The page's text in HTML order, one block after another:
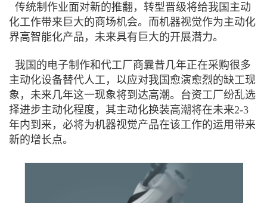
传统制作业面对新的推翻，转型晋级将给我国主动
化工作带来巨大的商场机会。而机器视觉作为主动化
界高智能化产品，未来具有巨大的开展潜力。
我国的电子制作和代工厂商曩昔几年正在采购很多
主动化设备替代人工，以应对我国愈演愈烈的缺工现
象，未来几年这一现象将到达高潮。台资工厂纷乱选
择进步主动化程度，其主动化换装高潮将在未来2-3
年内到来，必将为机器视觉产品在该工作的运用带来
新的增长点。